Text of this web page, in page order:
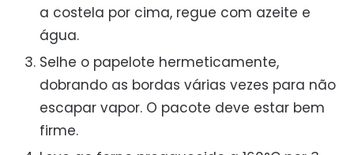
a costela por cima, regue com azeite e
água.
Selhe o papelote hermeticamente,
dobrando as bordas várias vezes para não
escapar vapor. O pacote deve estar bem
firme.